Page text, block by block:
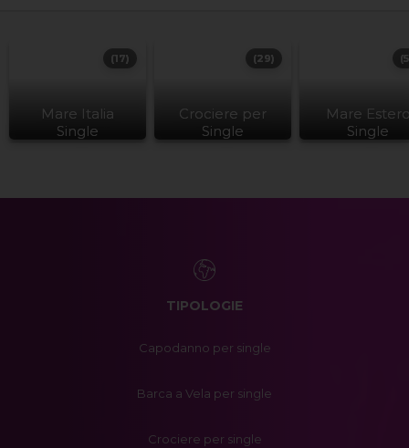
Mare Italia
Single
(17)
Crociere per
Single
(29)
Mare
Single
TIPOLOGIE
Capodanno per single
Barca a Vela per single
Crociere per single